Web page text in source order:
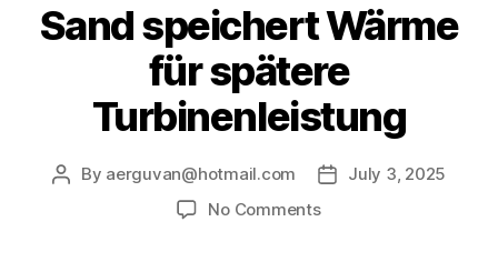
Anlagen
&
Holzvergasungsanlagen
Sand speichert Wärme
für spätere
Turbinenleistung
Post
By aerguvan@hotmail.com
PostJuly 3, 2025
No Commentson